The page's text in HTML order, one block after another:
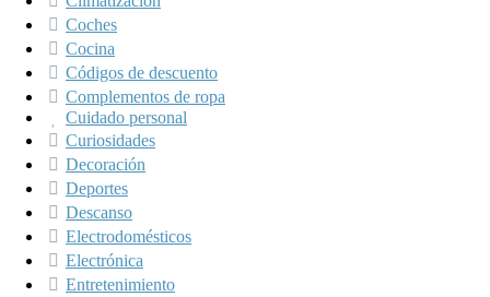
Coches
Cocina
Códigos de descuento
Complementos de ropa
Cuidado personal
Curiosidades
Decoración
Deportes
Descanso
Electrodomésticos
Electrónica
Entretenimiento